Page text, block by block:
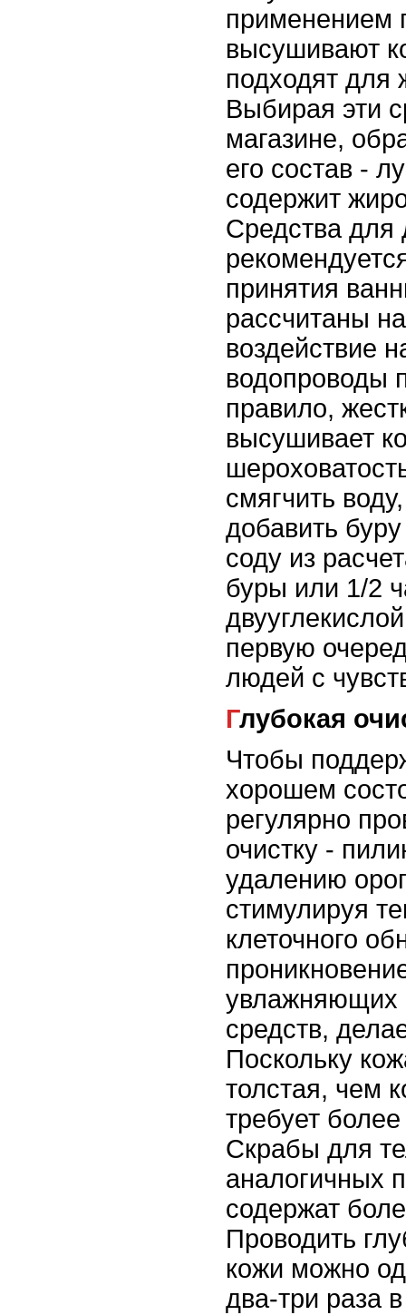
применением
высушивают
подходят для
Выбирая эти
магазине,
его состав -
содержит
Средства для
принятия
рассчитаны
воздействие
водопроводы
правило,
высушивает
смягчить
добавить
соду из
буры или 1/2
первую
людей с
Глубокая
Чтобы
хорошем
регулярно
очистку -
удалению
стимулируя
клеточного
увлажняющих
средств,
Поскольку
толстая, чем
требует
Скрабы для
аналогичных
содержат
Проводить
кожи можно
два-три раза